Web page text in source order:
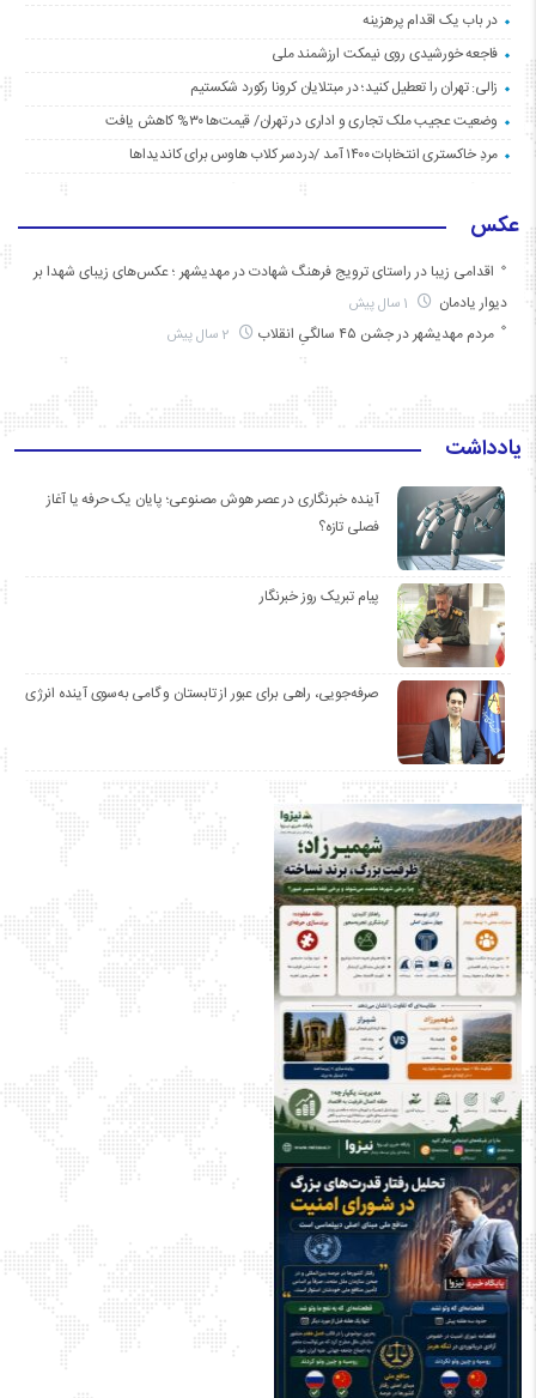
در باب یک اقدام پرهزینه
فاجعه خورشیدی روی نیمکت ارزشمند ملی
زالی: تهران را تعطیل کنید؛ در مبتلایان کرونا رکورد شکستیم
وضعیت عجیب ملک تجاری و اداری در تهران/ قیمت‌ها ۳۰% کاهش یافت
مردِ خاکستری انتخابات ۱۴۰۰ آمد /دردسر کلاب هاوس برای کاندیداها
عکس
اقدامی زیبا در راستای ترویج فرهنگ شهادت در مهدیشهر ؛ عکس‌های زیبای شهدا بر
دیوار یادمان
مردم مهدیشهر در جشن ۴۵ سالگیِ انقلاب
یادداشت
آینده خبرنگاری در عصر هوش مصنوعی؛ پایان یک حرفه یا آغاز
فصلی تازه؟
پیام تبریک روز خبرنگار
صرفه‌جویی، راهی برای عبور از تابستان و گامی به‌سوی آینده انرژی